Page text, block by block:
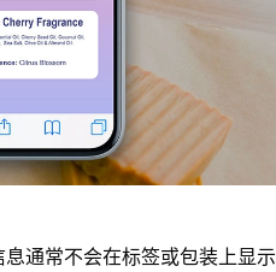
通常不会在标签或包装上显示